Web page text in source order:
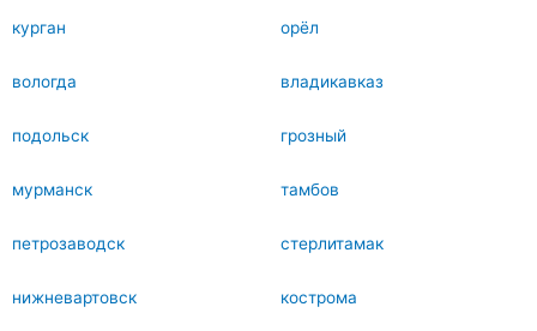
курган орёл
вологда владикавказ
подольск грозный
мурманск тамбов
петрозаводск стерлитамак
нижневартовск кострома